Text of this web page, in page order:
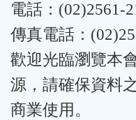
電話：(02)2561-
傳真電話：
歡迎光臨瀏覽本
源，請確保資料
商業使用。